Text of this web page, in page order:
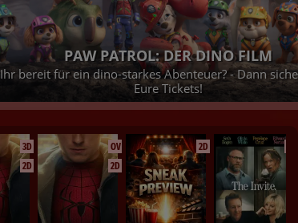
DETECTIVE CONAN - DER GEFALLENE
Der neueste Kriminalfall, den der Meisterdedektiv zu
25.08.2026 bei uns im Kino - Jetzt Tickets
3D
2D
OV
2D
2D